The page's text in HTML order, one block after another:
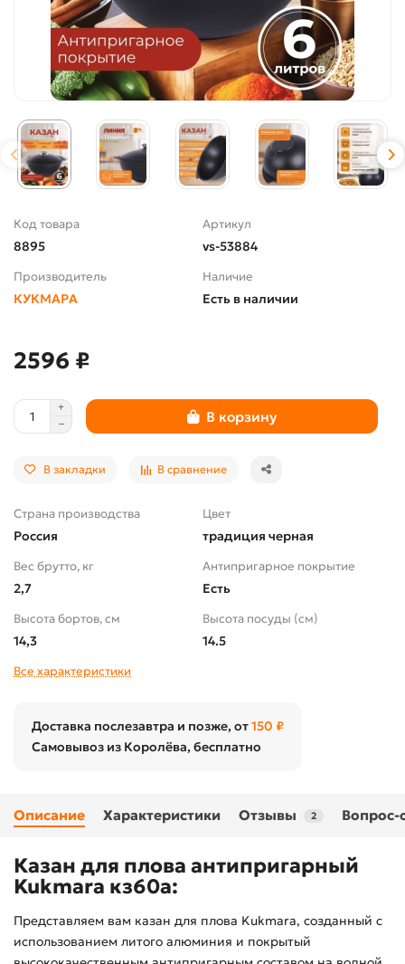
Код товара
8895
Артикул
vs-53884
Производитель
КУКМАРА
Наличие
Есть в наличии
2596 ₽
В корзину
В закладки В сравнение
Страна производства
Россия
Цвет
традиция черная
Вес брутто, кг
2,7
Антипригарное покрытие
Есть
Высота бортов, см
14,3
Высота посуды (cм)
14.5
Все характеристики
Доставка послезавтра и позже, от150 ₽
Самовывоз из Королёва, бесплатно
Описание Характеристики Отзывы 2 Вопрос-
Казан для плова антипригарный
Kukmara кз60а:
Представляем вам казан для плова Kukmara, созданный с
использованием литого алюминия и покрытый